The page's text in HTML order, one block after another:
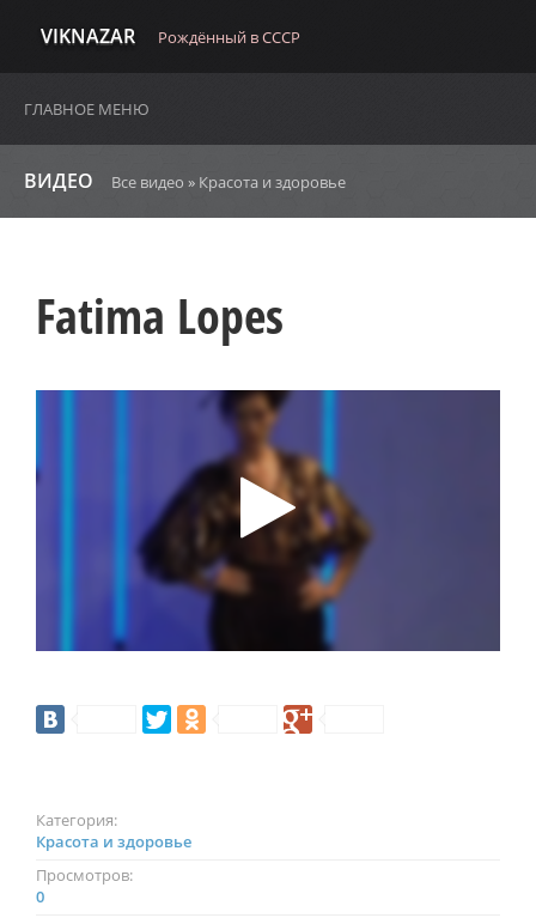
VIKNAZAR Рождённый в СССР
ГЛАВНОЕ МЕНЮ
ВИДЕО Все видео » Красота и здоровье
Fatima Lopes
Категория:
Красота и здоровье
Просмотров:
0